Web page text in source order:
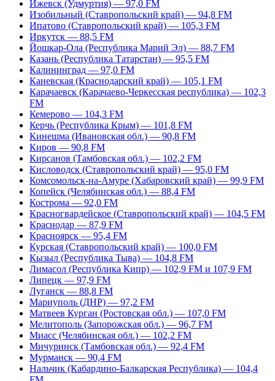
Ижевск (Удмуртия) — 97,0 FM
Изобильный (Ставропольский край) — 94,8 FM
Ипатово (Ставропольский край) — 105,3 FM
Иркутск — 88,5 FM
Йошкар-Ола (Республика Марий Эл) — 88,7 FM
Казань (Республика Татарстан) — 95,5 FM
Калининград — 97,0 FM
Каневская (Краснодарский край) — 105,1 FM
Карачаевск (Карачаево-Черкесская республика) — 102,3
FM
Кемерово — 104,3 FM
Керчь (Республика Крым) — 101,8 FM
Кинешма (Ивановская обл.) — 90,8 FM
Киров — 90,8 FM
Кирсанов (Тамбовская обл.) — 102,2 FM
Кисловодск (Ставропольский край) — 95,0 FM
Комсомольск-на-Амуре (Хабаровский край) — 99,9 FM
Копейск (Челябинская обл.) — 88,4 FM
Кострома — 92,0 FM
Красногвардейское (Ставропольский край) — 104,5 FM
Краснодар — 87,9 FM
Красноярск — 95,4 FM
Курская (Ставропольский край) — 100,0 FM
Кызыл (Республика Тыва) — 104,8 FM
Лимасол (Республика Кипр) — 102,9 FM и 107,9 FM
Липецк — 97,9 FM
Луганск — 88,8 FM
Мариуполь (ДНР) — 97,2 FM
Матвеев Курган (Ростовская обл.) — 107,0 FM
Мелитополь (Запорожская обл.) — 96,7 FM
Миасс (Челябинская обл.) — 102,2 FM
Мичуринск (Тамбовская обл.) — 92,4 FM
Мурманск — 90,4 FM
Нальчик (Кабардино-Балкарская Республика) — 104,4